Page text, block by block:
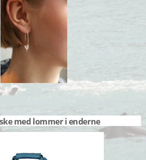
med lommer i enderne